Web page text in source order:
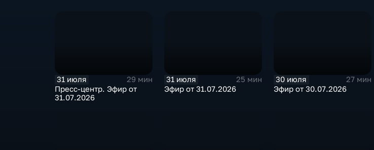
31 июля
29 мин
Пресс-центр. Эфир от
31.07.2026
31 июля
25 мин
Эфир от 31.07.2026
30 июля
27 мин
Эфир от 30.07.2026